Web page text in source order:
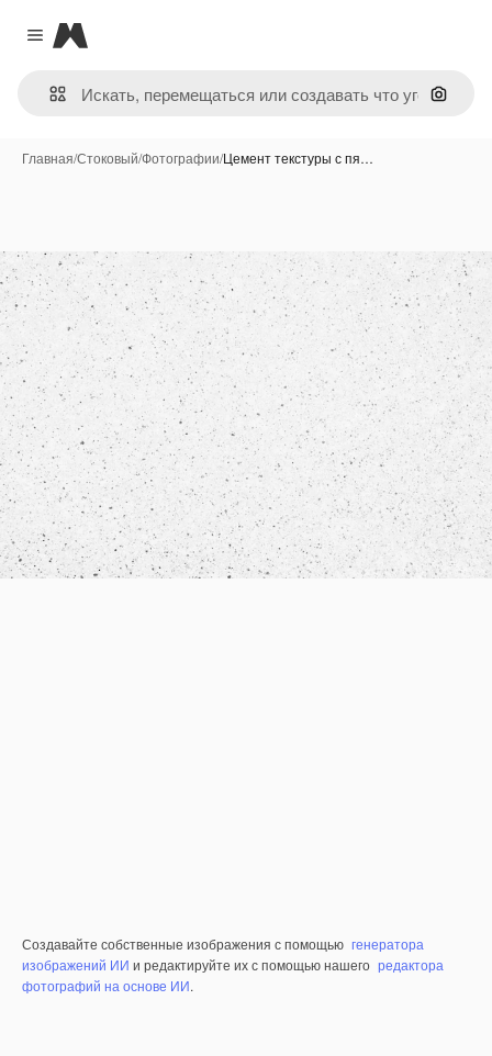
Close menu
Magnific
Поиск
Главная/Стоковый/Фотографии/Цемент текстуры с пя…
Создавайте собственные изображения с помощью генератора
изображений ИИ и редактируйте их с помощью нашего редактора
фотографий на основе ИИ.